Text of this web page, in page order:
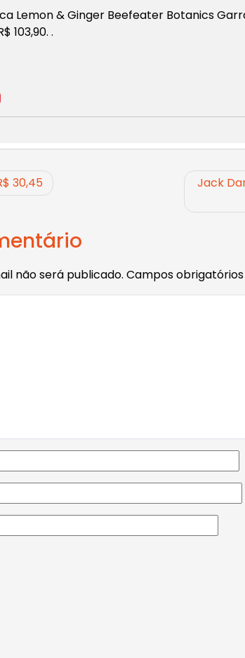
Lemon & Ginger Beefeater Botanics
103,90. .
30,45 Jack
não será publicado. Campos